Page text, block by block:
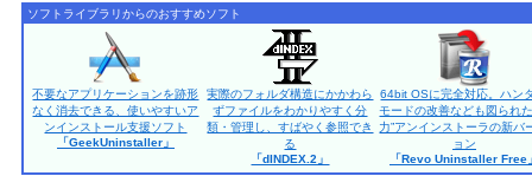
ソフトライブラリからのおすすめソフト
不要なアプリケーションを跡形
なく消去できる、使いやすいア
ンインストール支援ソフト
「GeekUninstaller」
実際のフォルダ構造にかかわら
ずファイルをわかりやすく分
類・管理し、すばやく参照でき
る
「dINDEX.2」
64bit OSに完全対応。ハン
モードの改善なども図られ
力”アンインストーラの新バ
ョン
「Revo Uninstaller Free